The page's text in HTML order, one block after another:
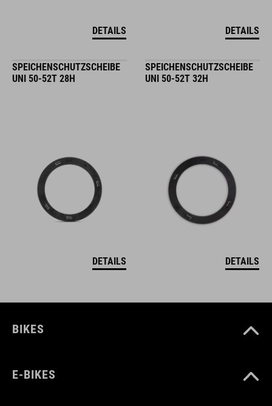
DETAILS DETAILS
SPEICHENSCHUTZSCHEIBE
UNI 50-52T 28H
DETAILS
SPEICHENSCHUTZSCHEIBE
UNI 50-52T 32H
DETAILS
BIKES
E-BIKES